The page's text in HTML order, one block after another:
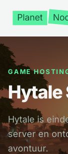
GAME
Hytale
Hytale is
server en
avontuur.